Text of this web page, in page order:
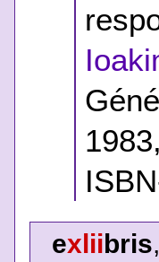
exliibris